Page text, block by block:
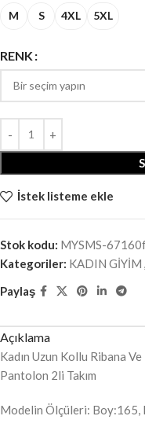
M S 4XL 5XL
RENK
İstek listeme ekle
Stok kodu: MYSMS-
Kategoriler: KADIN GİYİM
Paylaş
Açıklama
Kadın Uzun Kollu Ribana
Pantolon 2li Takım
Modelin Ölçüleri: Boy:165,